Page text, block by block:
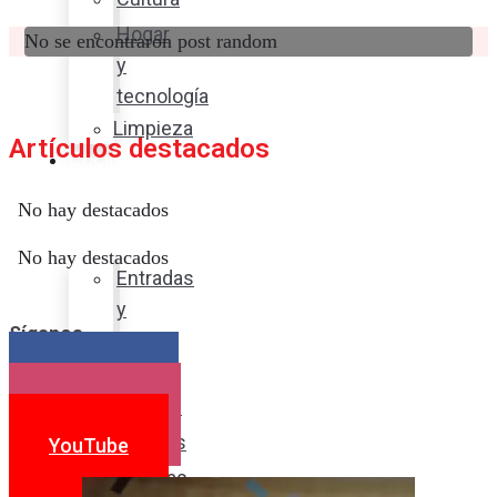
Hogar
y
tecnología
Limpieza
Cocina
sabor
Entradas
y
Postres
Bebidas
No se encontraron post random
Artículos destacados
No hay destacados
No hay destacados
Síganos
YouTube